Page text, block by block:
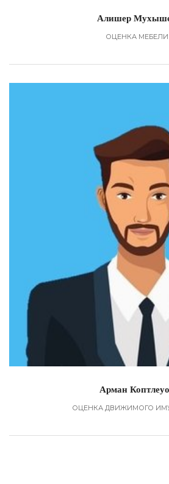
Алишер
ОЦЕНКА МЕБЕЛИ
Арман
ОЦЕНКА ДВИЖИМОГО